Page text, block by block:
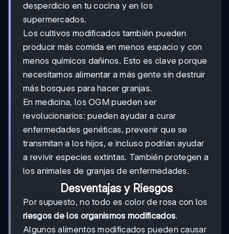
desperdicio en tu cocina y en los
supermercados.
Los cultivos modificados también pueden
producir más comida en menos espacio y con
menos químicos dañinos. Esto es clave porque
necesitamos alimentar a más gente sin destruir
más bosques para hacer granjas.
En medicina, los OGM pueden ser
revolucionarios: pueden ayudar a curar
enfermedades genéticas, prevenir que se
transmitan a los hijos, e incluso podrían ayudar
a revivir especies extintas. También protegen a
los animales de granjas de enfermedades.
Desventajas y Riesgos
Por supuesto, no todo es color de rosa con los
riesgos de los organismos modificados.
Algunos alimentos modificados pueden causar